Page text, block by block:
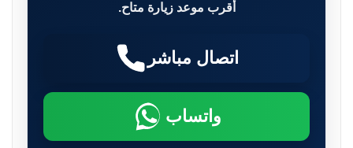
أقرب موعد زيارة متاح.
اتصال مباشر
واتساب